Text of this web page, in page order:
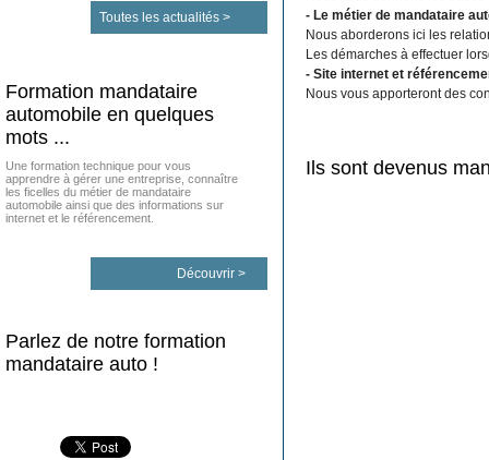
Toutes les actualités >
Formation mandataire
automobile en quelques
mots ...
Une formation technique pour vous
apprendre à gérer une entreprise, connaître
les ficelles du métier de mandataire
automobile ainsi que des informations sur
internet et le référencement.
Découvrir >
Parlez de notre formation
mandataire auto !
- Le métier de mandataire
Nous aborderons ici les
Les démarches à effectuer
- Site internet et
Nous vous apporteront des
Ils sont devenus